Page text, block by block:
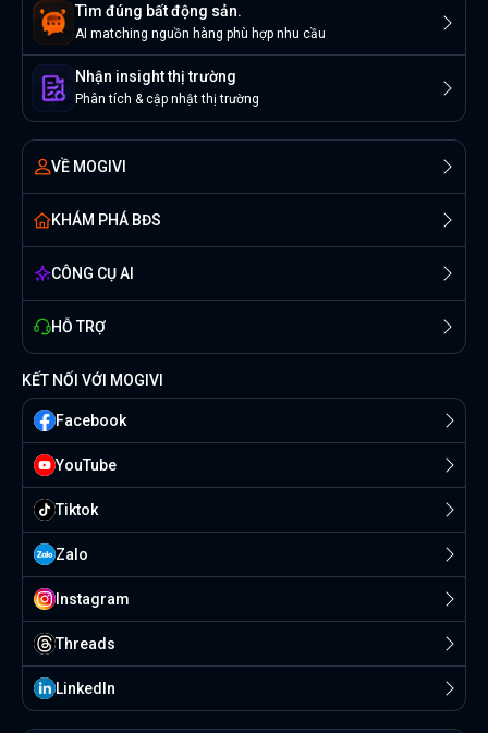
Tìm đúng bất động sản.
AI matching nguồn hàng phù hợp nhu cầu
Nhận insight thị trường
Phân tích & cập nhật thị trường
VỀ MOGIVI
KHÁM PHÁ BĐS
CÔNG CỤ AI
HỖ TRỢ
KẾT NỐI VỚI MOGIVI
Facebook
YouTube
Tiktok
Zalo
Instagram
Threads
Linkedln